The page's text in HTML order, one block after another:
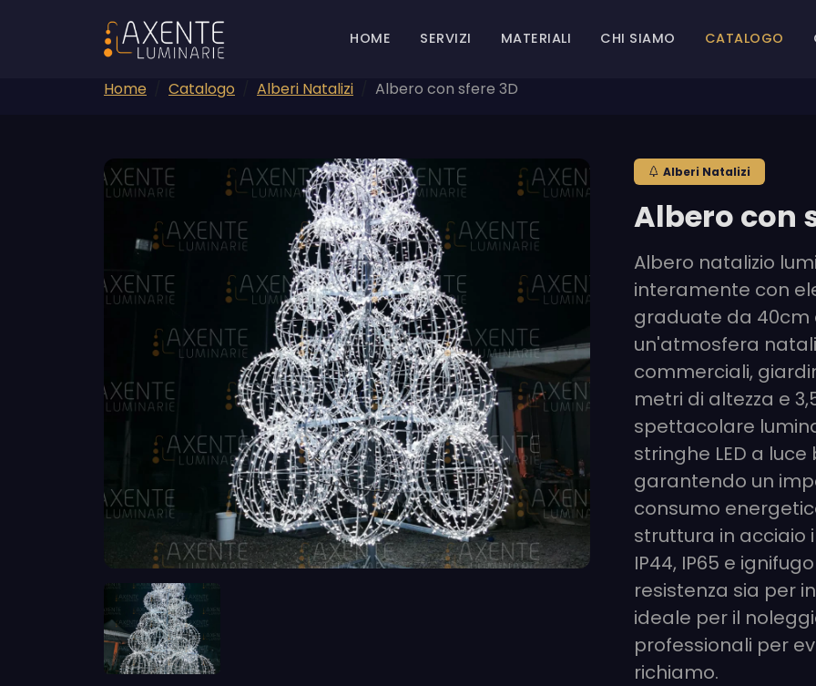
HOME SERVIZI MATERIALI CHI SIAMO CATALOGO
Home Catalogo Alberi Natalizi Albero con sfere 3D
Alberi Natalizi
Albero con
Albero natalizio
interamente con
graduate da 40cm
un'atmosfera
commerciali,
metri di altezza e
spettacolare
stringhe LED a
garantendo un
consumo
struttura in acciaio
IP44, IP65 e
resistenza sia per
ideale per il
professionali per
richiamo.